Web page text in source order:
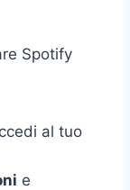
Spotify
al tuo
e